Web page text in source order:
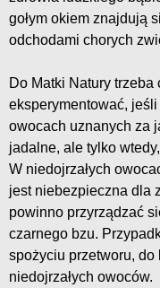
gołym okiem znajdują
odchodami chorych
Do Matki Natury
eksperymentować,
owocach uznanych za
jadalne, ale tylko
W niedojrzałych
jest niebezpieczna dla
powinno przyrządzać
czarnego bzu.
spożyciu przetworu, do
niedojrzałych owoców.